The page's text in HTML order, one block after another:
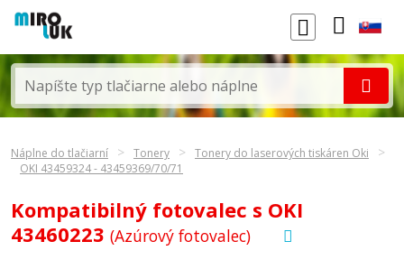
Náplne do tlačiarní Tonery
Tonery do laserových tiskáren Oki
OKI 43459324 - 43459369/70/71
Kompatibilný fotovalec s OKI
43460223 (Azúrový fotovalec)